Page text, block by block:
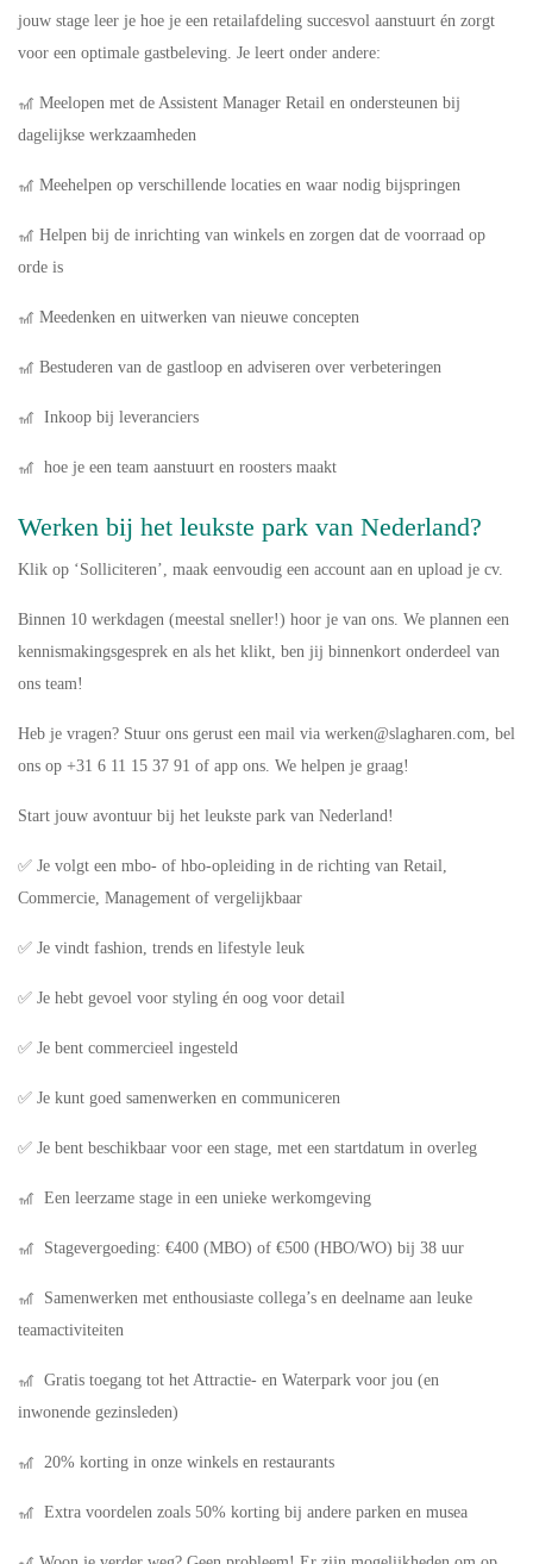
jouw stage leer je hoe je een retailafdeling succesvol aanstuurt én zorgt
voor een optimale gastbeleving. Je leert onder andere:
🎢 Meelopen met de Assistent Manager Retail en ondersteunen bij
dagelijkse werkzaamheden
🎢 Meehelpen op verschillende locaties en waar nodig bijspringen
🎢 Helpen bij de inrichting van winkels en zorgen dat de voorraad op
orde is
🎢 Meedenken en uitwerken van nieuwe concepten
🎢 Bestuderen van de gastloop en adviseren over verbeteringen
🎢 Inkoop bij leveranciers
🎢 hoe je een team aanstuurt en roosters maakt
Werken bij het leukste park van Nederland?
Klik op ‘Solliciteren’, maak eenvoudig een account aan en upload je cv.
Binnen 10 werkdagen (meestal sneller!) hoor je van ons. We plannen een
kennismakingsgesprek en als het klikt, ben jij binnenkort onderdeel van
ons team!
Heb je vragen? Stuur ons gerust een mail via werken@slagharen.com, bel
ons op +31 6 11 15 37 91 of app ons. We helpen je graag!
Start jouw avontuur bij het leukste park van Nederland!
✅ Je volgt een mbo- of hbo-opleiding in de richting van Retail,
Commercie, Management of vergelijkbaar
✅ Je vindt fashion, trends en lifestyle leuk
✅ Je hebt gevoel voor styling én oog voor detail
✅ Je bent commercieel ingesteld
✅ Je kunt goed samenwerken en communiceren
✅ Je bent beschikbaar voor een stage, met een startdatum in overleg
🎢 Een leerzame stage in een unieke werkomgeving
🎢 Stagevergoeding: €400 (MBO) of €500 (HBO/WO) bij 38 uur
🎢 Samenwerken met enthousiaste collega’s en deelname aan leuke
teamactiviteiten
🎢 Gratis toegang tot het Attractie- en Waterpark voor jou (en
inwonende gezinsleden)
🎢 20% korting in onze winkels en restaurants
🎢 Extra voordelen zoals 50% korting bij andere parken en musea